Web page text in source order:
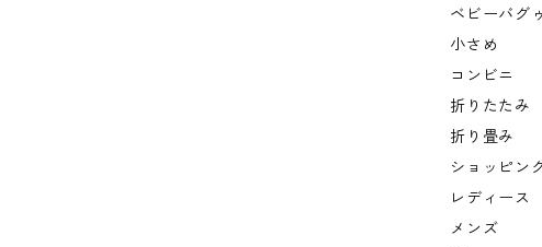
ベビーバグゥ
小さめ
コンビニ
折りたたみ
折り畳み
ショッピン
レディース
メンズ